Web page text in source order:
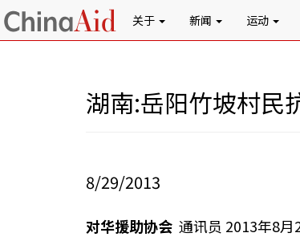
关于 新闻 运动
湖南:岳阳竹坡村民
8/29/2013
对华援助协会 通讯员 2013年8月